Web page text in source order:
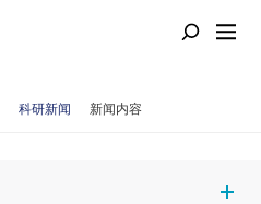
科研新闻 新闻内容